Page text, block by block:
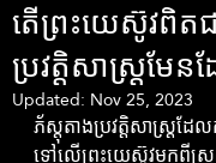
តើព្រះយេស៊ូវពិត
ប្រវត្តិសាស្ត្រមែន
Updated: Nov 25, 2023
ភ័ស្តុតាងប្រវត្តិសាស្ត្រ
ទៅលើព្រះយេស៊ូវមកពីស្